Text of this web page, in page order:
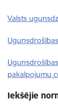
Valsts
pakalpojumu
Iekšējie